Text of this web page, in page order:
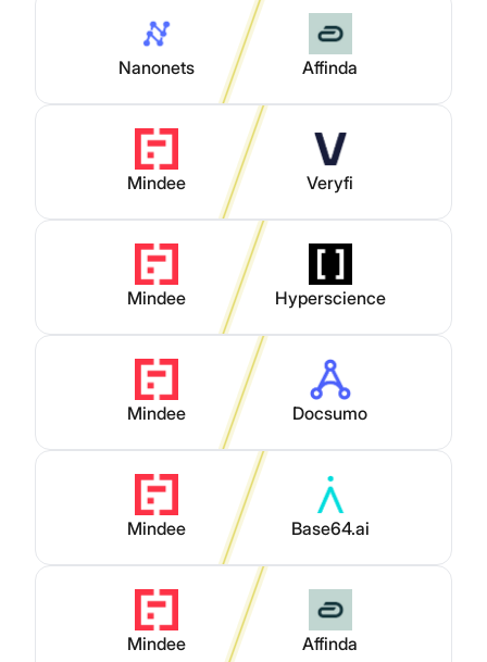
Nanonets Affinda
Mindee Veryfi
Mindee Hyperscience
Mindee Docsumo
Mindee Base64.ai
Mindee Affinda